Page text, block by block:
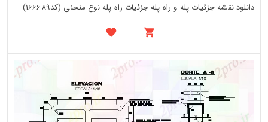
دانلود نقشه جزئیات پله و راه پله جزئیات راه پله نوع منحنی (کد166689)